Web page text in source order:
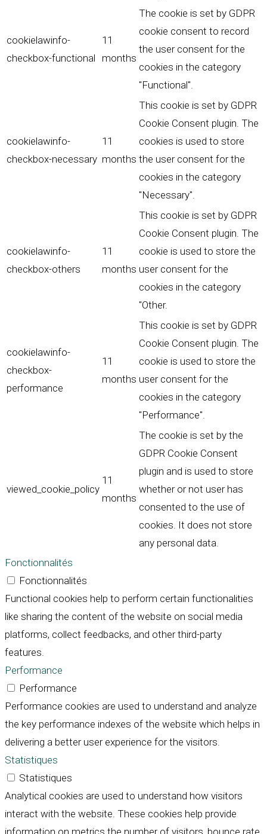
cookielawinfo-
checkbox-functional
11
months
The cookie is set by GDPR
cookie consent to record
the user consent for the
cookies in the category
"Functional".
cookielawinfo-
checkbox-necessary
11
months
This cookie is set by GDPR
Cookie Consent plugin. The
cookies is used to store
the user consent for the
cookies in the category
"Necessary".
cookielawinfo-
checkbox-others
11
months
This cookie is set by GDPR
Cookie Consent plugin. The
cookie is used to store the
user consent for the
cookies in the category
"Other.
cookielawinfo-
checkbox-
performance
11
months
This cookie is set by GDPR
Cookie Consent plugin. The
cookie is used to store the
user consent for the
cookies in the category
"Performance".
viewed_cookie_policy
11
months
The cookie is set by the
GDPR Cookie Consent
plugin and is used to store
whether or not user has
consented to the use of
cookies. It does not store
any personal data.
Fonctionnalités
Fonctionnalités
Functional cookies help to perform certain functionalities
like sharing the content of the website on social media
platforms, collect feedbacks, and other third-party
features.
Performance
Performance
Performance cookies are used to understand and analyze
the key performance indexes of the website which helps in
delivering a better user experience for the visitors.
Statistiques
Statistiques
Analytical cookies are used to understand how visitors
interact with the website. These cookies help provide